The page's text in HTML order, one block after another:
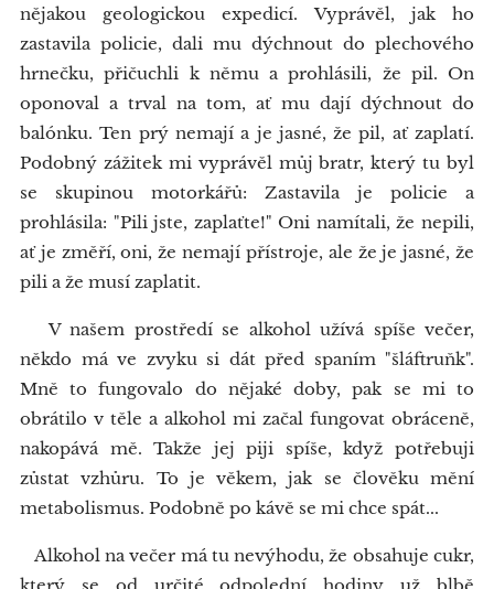
nějakou geologickou expedicí. Vyprávěl, jak ho
zastavila policie, dali mu dýchnout do plechového
hrnečku, přičuchli k němu a prohlásili, že pil. On
oponoval a trval na tom, ať mu dají dýchnout do
balónku. Ten prý nemají a je jasné, že pil, ať zaplatí.
Podobný zážitek mi vyprávěl můj bratr, který tu byl
se skupinou motorkářů: Zastavila je policie a
prohlásila: "Pili jste, zaplaťte!" Oni namítali, že nepili,
ať je změří, oni, že nemají přístroje, ale že je jasné, že
pili a že musí zaplatit.
V našem prostředí se alkohol užívá spíše večer,
někdo má ve zvyku si dát před spaním "šláftruňk".
Mně to fungovalo do nějaké doby, pak se mi to
obrátilo v těle a alkohol mi začal fungovat obráceně,
nakopává mě. Takže jej piji spíše, když potřebuji
zůstat vzhůru. To je věkem, jak se člověku mění
metabolismus. Podobně po kávě se mi chce spát...
Alkohol na večer má tu nevýhodu, že obsahuje cukr,